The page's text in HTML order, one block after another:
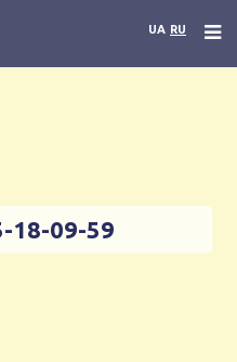
UA RU
18-09-59